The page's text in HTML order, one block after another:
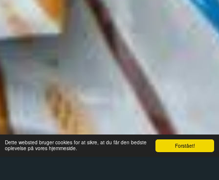
Forstået!
Dette websted bruger cookies for at sikre, at du får den bedste
oplevelse på vores hjemmeside.